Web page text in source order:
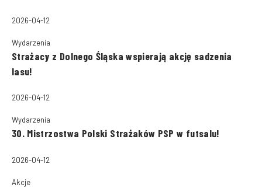
2026-04-12
Wydarzenia
Strażacy z Dolnego Śląska wspierają akcję sadzenia
lasu!
2026-04-12
Wydarzenia
30. Mistrzostwa Polski Strażaków PSP w futsalu!
2026-04-12
Akcje